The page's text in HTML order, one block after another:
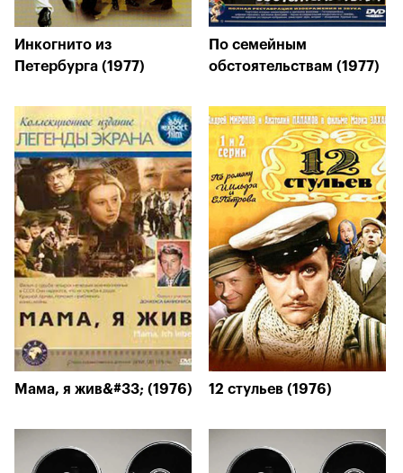
Инкогнито из
Петербурга (1977)
По семейным
обстоятельствам (1977)
Мама, я жив&#33; (1976) 12 стульев (1976)